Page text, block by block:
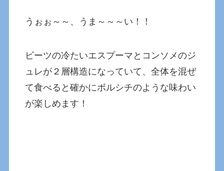
うぉぉ～～、うま～～～い！！
ビーツの冷たいエスプーマとコンソメのジ
ュレが２層構造になっていて、全体を混ぜ
て食べると確かにボルシチのような味わい
が楽しめます！